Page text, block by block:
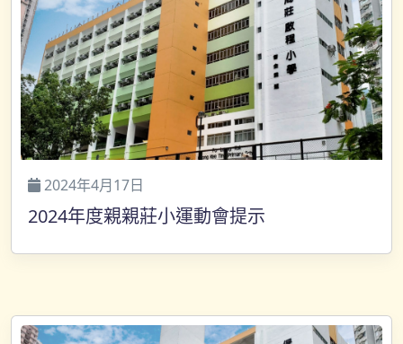
2024年4月17日
2024年度親親莊小運動會提示